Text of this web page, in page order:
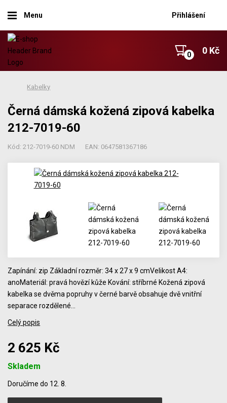
Menu Přihlášení
0 Kč
Kabelky
Černá dámská kožená zipová kabelka
212-7019-60
Kód: 212-7019-60 NDM EAN: 0647581367186
Zapínání: zip Základní rozměr: 34 x 27 x 9 cmVelikost A4:
anoMateriál: pravá hovězí kůže Kování: stříbrné Kožená zipová
kabelka se dvěma popruhy v černé barvě obsahuje dvě vnitřní
separace rozdělené…
Celý popis
2 625 Kč
Skladem
Doručíme do 12. 8.